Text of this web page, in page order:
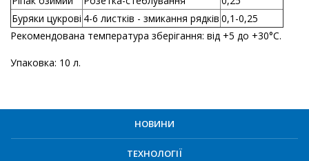
Буряки цукрові 4-6 листків - змикання рядків 0,1-0,25
Рекомендована температура зберігання: від +5 до +30°С.
Упаковка: 10 л.
НОВИНИ
ТЕХНОЛОГІЇ